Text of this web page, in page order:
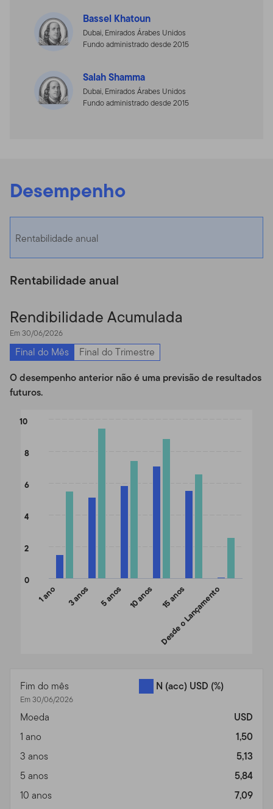
Bassel Khatoun
Dubai, Emirados Árabes Unidos
Fundo administrado desde 2015
Salah Shamma
Dubai, Emirados Árabes Unidos
Fundo administrado desde 2015
Desempenho
Rentabilidade anual
Rentabilidade anual
Rendibilidade Acumulada
Em 30/06/2026
Final do Mês
Final do Trimestre
O desempenho anterior não é uma previsão de resultados
futuros.
The chart has 1 X axis displaying categories.
The chart has 1 Y axis displaying values. Data ranges from
1 ano 3 anos 5 anos 10 anos 15 anos
Desde o Lançamento
0
2
4
6
8
10
Fim do mês
Em 30/06/2026
N (acc) USD (%)
Moeda
USD
1 ano
1,50
3 anos
5,13
5 anos
5,84
10 anos
7,09